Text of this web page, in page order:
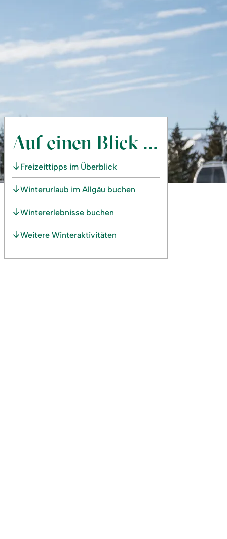
Auf einen Blick …
Freizeittipps im Überblick
Winterurlaub im Allgäu buchen
Wintererlebnisse buchen
Weitere Winteraktivitäten